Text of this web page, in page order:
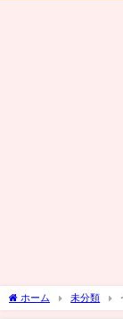
ホーム 未分類
人！】[字][解]…の番組内